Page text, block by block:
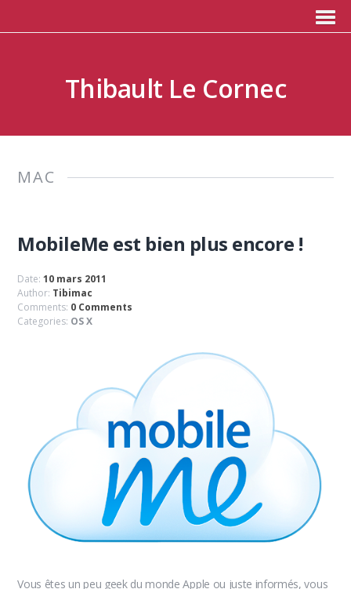
Thibault Le Cornec
MAC
MobileMe est bien plus encore !
Date:10 mars 2011
Author: Tibimac
Comments: 0 Comments
Categories: OS X
Vous êtes un peu geek du monde Apple ou juste informés, vous